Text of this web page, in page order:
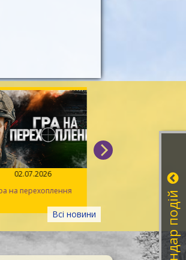
Всі новини
02.07.2026
на перехоплення
14.06.2026
Іван Миколайчук –
українського